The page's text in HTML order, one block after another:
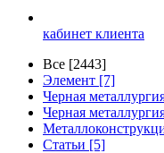
кабинет клиента
Все [2443]
Элемент [7]
Черная
Черная
Статьи [5]